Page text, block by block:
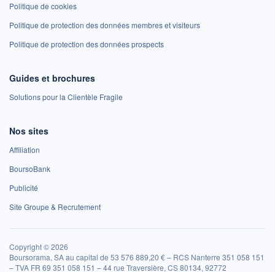
Politique de cookies
Politique de protection des données membres et visiteurs
Politique de protection des données prospects
Guides et brochures
Solutions pour la Clientèle Fragile
Nos sites
Affiliation
BoursoBank
Publicité
Site Groupe & Recrutement
Copyright © 2026
Boursorama, SA au capital de 53 576 889,20 € – RCS Nanterre 351 058 151
– TVA FR 69 351 058 151 – 44 rue Traversière, CS 80134, 92772